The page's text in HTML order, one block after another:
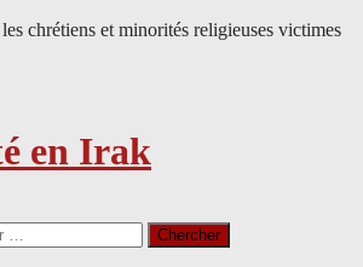
chrétiens et minorités religieuses victimes